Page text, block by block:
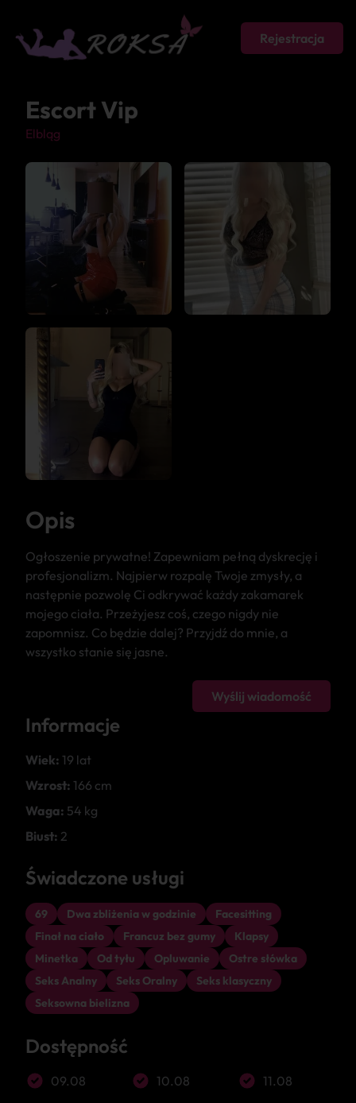
Rejestracja
Escort Vip
Elbląg
Opis
Ogłoszenie prywatne! Zapewniam pełną dyskrecję i
profesjonalizm. Najpierw rozpalę Twoje zmysły, a
następnie pozwolę Ci odkrywać każdy zakamarek
mojego ciała. Przeżyjesz coś, czego nigdy nie
zapomnisz. Co będzie dalej? Przyjdź do mnie, a
wszystko stanie się jasne.
Wyślij wiadomość
Informacje
Wiek: 19 lat
Wzrost: 166 cm
Waga: 54 kg
Biust: 2
Świadczone usługi
69 Dwa zbliżenia w godzinie
Facesitting
Finał na ciało
Francuz bez gumy
Klapsy
Minetka
Od tyłu Opluwanie
Ostre słówka
Seks Analny
Seks Oralny
Seks klasyczny
Seksowna bielizna
Dostępność
09.08 10.08
11.08